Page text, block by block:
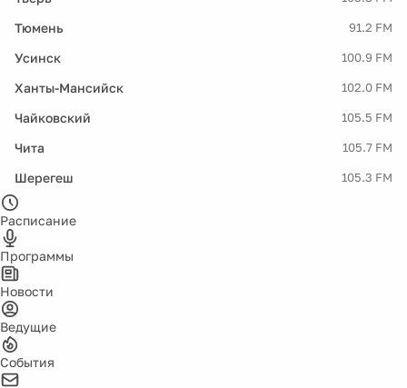
Тюмень 91.2 FM
Усинск 100.9 FM
Ханты-Мансийск 102.0 FM
Чайковский 105.5 FM
Чита 105.7 FM
Шерегеш 105.3 FM
Расписание
Программы
Новости
Ведущие
События